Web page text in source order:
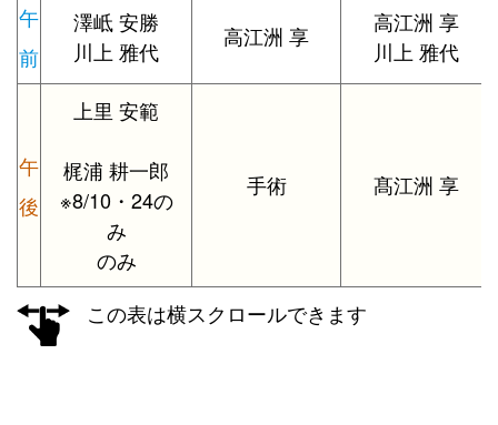
午
前
澤岻 安勝
川上 雅代
高江洲 享
高江洲 享
川上 雅代
午
後
上里 安範
梶浦 耕一郎
※8/10・24の
み
のみ
手術 髙江洲 享
この表は横スクロールできます